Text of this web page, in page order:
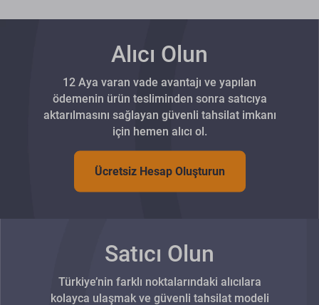
Alıcı Olun
12 Aya varan vade avantajı ve yapılan
ödemenin ürün tesliminden sonra satıcıya
aktarılmasını sağlayan güvenli tahsilat imkanı
için hemen alıcı ol.
Ücretsiz Hesap Oluşturun
Satıcı Olun
Türkiye’nin farklı noktalarındaki alıcılara
kolayca ulaşmak ve güvenli tahsilat modeli